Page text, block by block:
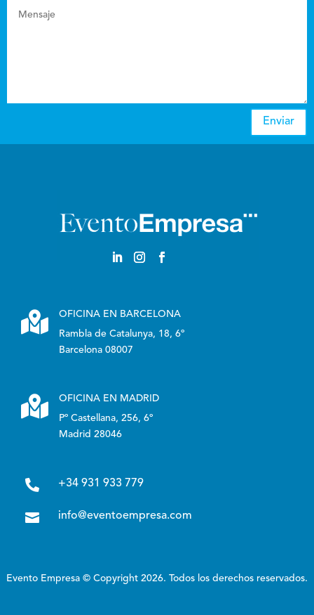
Enviar

OFICINA EN BARCELONA
Rambla de Catalunya, 18, 6º
Barcelona 08007

OFICINA EN MADRID
Pº Castellana, 256, 6º
Madrid 28046
 +34 931 933 779
 info@eventoempresa.com
Evento Empresa © Copyright 2026. Todos los derechos reservados.